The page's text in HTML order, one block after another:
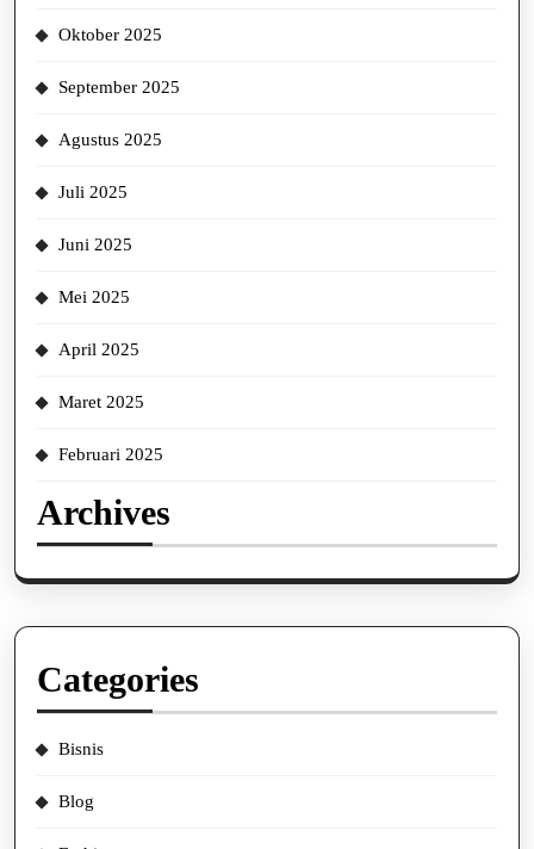
Oktober 2025
September 2025
Agustus 2025
Juli 2025
Juni 2025
Mei 2025
April 2025
Maret 2025
Februari 2025
Archives
Categories
Bisnis
Blog